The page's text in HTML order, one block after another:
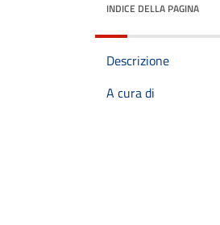
INDICE DELLA PAGINA
Descrizione
A cura di